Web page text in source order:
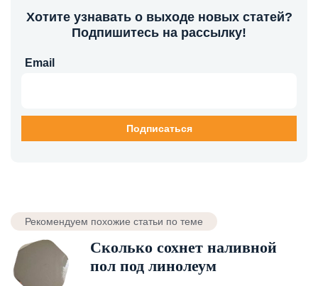
Хотите узнавать о выходе новых статей?
Подпишитесь на рассылку!
Email
Рекомендуем похожие статьи по теме
Сколько сохнет наливной
пол под линолеум